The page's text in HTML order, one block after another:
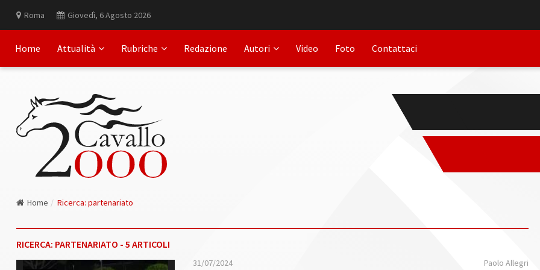
Roma Giovedì, 6 Agosto 2026
Home Attualità Rubriche Redazione Autori Video Foto Contattaci
Home Ricerca: partenariato
RICERCA: PARTENARIATO - 5 ARTICOLI
31/07/2024 Paolo Allegri